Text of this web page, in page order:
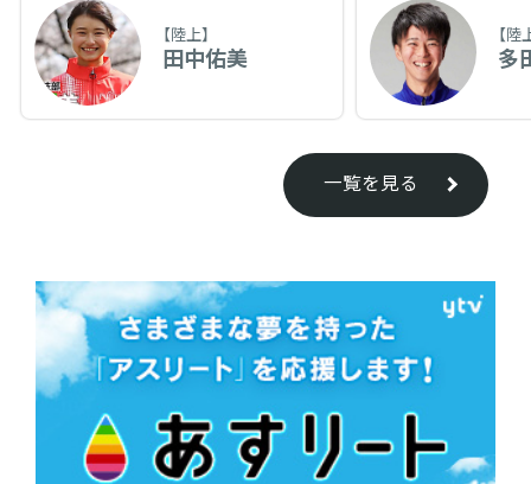
【陸上】
田中佑美
【陸
多
一覧を見る